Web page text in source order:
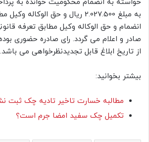
خواسته به انضمام محکومیت خوانده به
به مبلغ 2.027.500 ریال و حق
انضمام و حق الوکاله وکیل مطابق تعرفه
از تاریخ ابلاغ قابل تجدیدنظرخواهی می باشد.
بیشتر بخوانید:
مطالبه خسارت تاخیر تادیه چک ثبت
تکمیل چک سفید امضا جرم است؟